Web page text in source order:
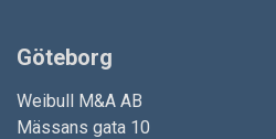
Göteborg
Weibull M&A AB
Mässans gata 10